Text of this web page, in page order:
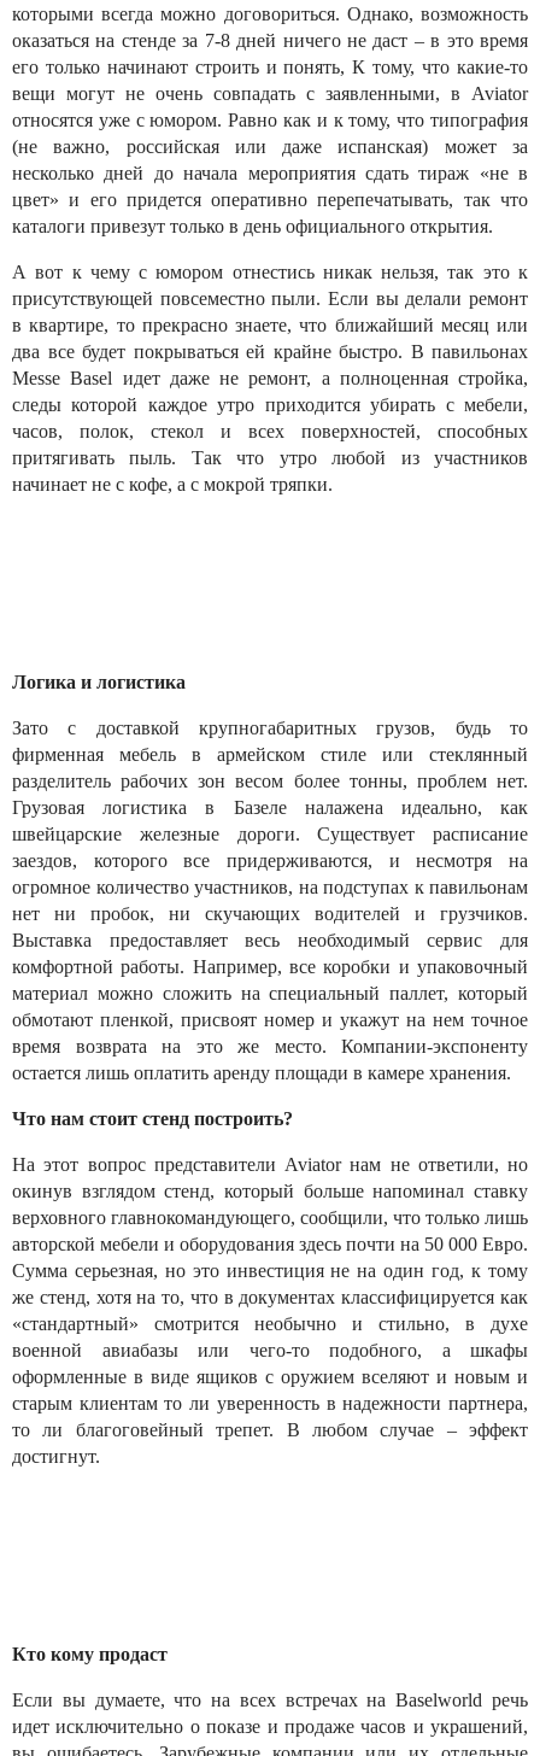
которыми всегда можно договориться. Однако, возможность
оказаться на стенде за 7-8 дней ничего не даст – в это время
его только начинают строить и понять, К тому, что какие-то
вещи могут не очень совпадать с заявленными, в Aviator
относятся уже с юмором. Равно как и к тому, что типография
(не важно, российская или даже испанская) может за
несколько дней до начала мероприятия сдать тираж «не в
цвет» и его придется оперативно перепечатывать, так что
каталоги привезут только в день официального открытия.
А вот к чему с юмором отнестись никак нельзя, так это к
присутствующей повсеместно пыли. Если вы делали ремонт
в квартире, то прекрасно знаете, что ближайший месяц или
два все будет покрываться ей крайне быстро. В павильонах
Messe Basel идет даже не ремонт, а полноценная стройка,
следы которой каждое утро приходится убирать с мебели,
часов, полок, стекол и всех поверхностей, способных
притягивать пыль. Так что утро любой из участников
начинает не с кофе, а с мокрой тряпки.
Логика и логистика
Зато с доставкой крупногабаритных грузов, будь то
фирменная мебель в армейском стиле или стеклянный
разделитель рабочих зон весом более тонны, проблем нет.
Грузовая логистика в Базеле налажена идеально, как
швейцарские железные дороги. Существует расписание
заездов, которого все придерживаются, и несмотря на
огромное количество участников, на подступах к павильонам
нет ни пробок, ни скучающих водителей и грузчиков.
Выставка предоставляет весь необходимый сервис для
комфортной работы. Например, все коробки и упаковочный
материал можно сложить на специальный паллет, который
обмотают пленкой, присвоят номер и укажут на нем точное
время возврата на это же место. Компании-экспоненту
остается лишь оплатить аренду площади в камере хранения.
Что нам стоит стенд построить?
На этот вопрос представители Aviator нам не ответили, но
окинув взглядом стенд, который больше напоминал ставку
верховного главнокомандующего, сообщили, что только лишь
авторской мебели и оборудования здесь почти на 50 000 Евро.
Сумма серьезная, но это инвестиция не на один год, к тому
же стенд, хотя на то, что в документах классифицируется как
«стандартный» смотрится необычно и стильно, в духе
военной авиабазы или чего-то подобного, а шкафы
оформленные в виде ящиков с оружием вселяют и новым и
старым клиентам то ли уверенность в надежности партнера,
то ли благоговейный трепет. В любом случае – эффект
достигнут.
Кто кому продаст
Если вы думаете, что на всех встречах на Baselworld речь
идет исключительно о показе и продаже часов и украшений,